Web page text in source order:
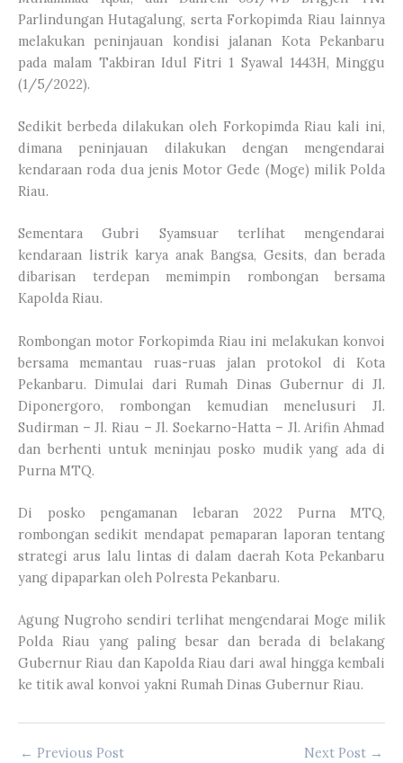
Parlindungan Hutagalung, serta Forkopimda Riau lainnya
melakukan peninjauan kondisi jalanan Kota Pekanbaru
pada malam Takbiran Idul Fitri 1 Syawal 1443H, Minggu
(1/5/2022).
Sedikit berbeda dilakukan oleh Forkopimda Riau kali ini,
dimana peninjauan dilakukan dengan mengendarai
kendaraan roda dua jenis Motor Gede (Moge) milik Polda
Riau.
Sementara Gubri Syamsuar terlihat mengendarai
kendaraan listrik karya anak Bangsa, Gesits, dan berada
dibarisan terdepan memimpin rombongan bersama
Kapolda Riau.
Rombongan motor Forkopimda Riau ini melakukan konvoi
bersama memantau ruas-ruas jalan protokol di Kota
Pekanbaru. Dimulai dari Rumah Dinas Gubernur di Jl.
Diponergoro, rombongan kemudian menelusuri Jl.
Sudirman – Jl. Riau – Jl. Soekarno-Hatta – Jl. Arifin Ahmad
dan berhenti untuk meninjau posko mudik yang ada di
Purna MTQ.
Di posko pengamanan lebaran 2022 Purna MTQ,
rombongan sedikit mendapat pemaparan laporan tentang
strategi arus lalu lintas di dalam daerah Kota Pekanbaru
yang dipaparkan oleh Polresta Pekanbaru.
Agung Nugroho sendiri terlihat mengendarai Moge milik
Polda Riau yang paling besar dan berada di belakang
Gubernur Riau dan Kapolda Riau dari awal hingga kembali
ke titik awal konvoi yakni Rumah Dinas Gubernur Riau.
← Previous Post Next Post →